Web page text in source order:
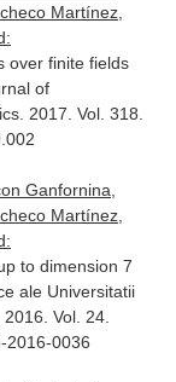
Martínez,
over finite fields
of
. 2017. Vol. 318.
Ganfornina,
Martínez,
to dimension 7
ale Universitatii
. 2016. Vol. 24.
2016-0036